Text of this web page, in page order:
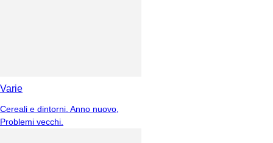
Varie
Cereali e dintorni. Anno nuovo,
Problemi vecchi.